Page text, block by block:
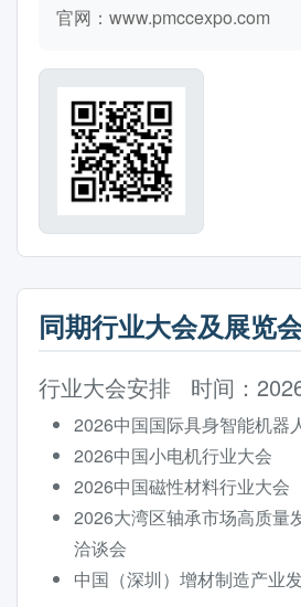
官网：www.pmccexpo.com
同期行业大会及展览
行业大会安排 时间：
2026中国国际具身智能机器
2026中国小电机行业大会
2026中国磁性材料行业大会
2026大湾区轴承市场高质量
洽谈会
中国（深圳）增材制造产业